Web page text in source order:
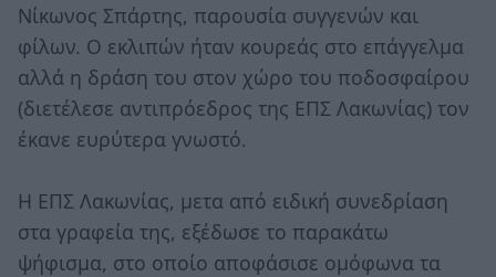
Νίκωνος Σπάρτης, παρουσία συγγενών και
φίλων. Ο εκλιπών ήταν κουρεάς στο επάγγελμα
αλλά η δράση του στον χώρο του ποδοσφαίρου
(διετέλεσε αντιπρόεδρος της ΕΠΣ Λακωνίας) τον
έκανε ευρύτερα γνωστό.
H ΕΠΣ Λακωνίας, μετα από ειδική συνεδρίαση
στα γραφεία της, εξέδωσε το παρακάτω
ψήφισμα, στο οποίο αποφάσισε ομόφωνα τα